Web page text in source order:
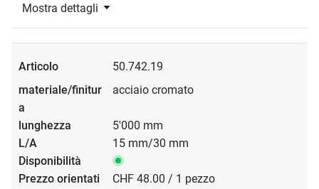
Mostra dettagli
50.742.19
acciaio cromato
5'000 mm
15 mm/30 mm
CHF 48.00 / 1 pezzo